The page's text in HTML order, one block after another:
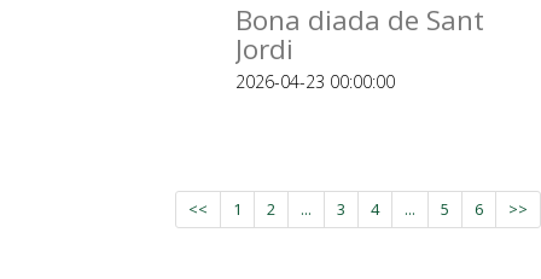
Bona diada de Sant
Jordi
2026-04-23 00:00:00
<< 1 2 ... 3 4 ... 5 6 >>